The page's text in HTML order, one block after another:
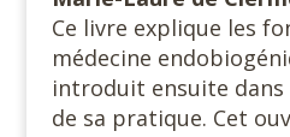
Ce livre explique les
médecine
introduit ensuite dans
de sa pratique. Cet